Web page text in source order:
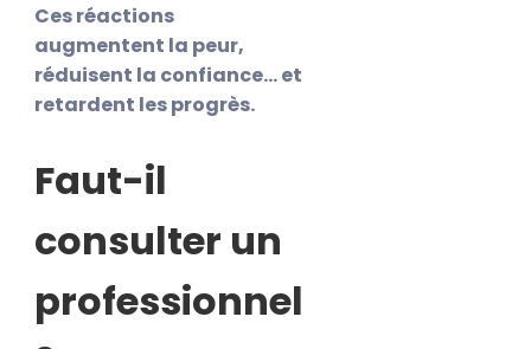
Ces réactions
augmentent la peur,
réduisent la confiance… et
retardent les progrès.
Faut-il
consulter un
professionnel